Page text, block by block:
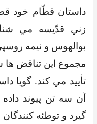
داستان قطّام خود
زني قدّيسه مي
بوالهوس و نيمه
مجموع اين تناقض ها
تأييد مي کند. گويا
آن سه تن پيوند
گيرد و توطئه